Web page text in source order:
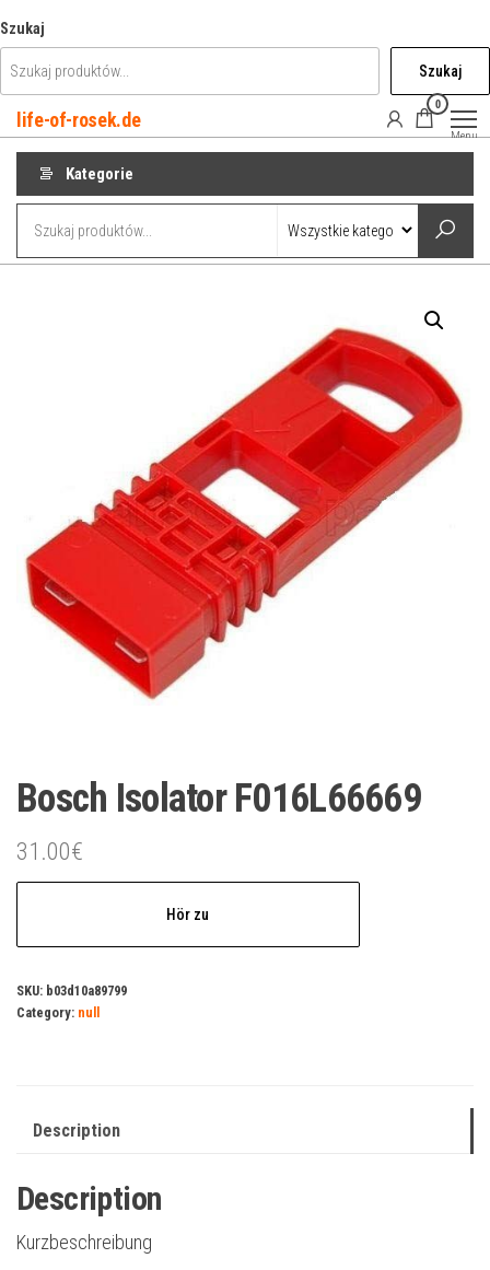
do
treści
Szukaj
Szukaj
life-of-rosek.de
0
Menu
Kategorie
Bosch Isolator F016L66669
31.00€
Hör zu
SKU: b03d10a89799
Category: null
Description
Description
Kurzbeschreibung